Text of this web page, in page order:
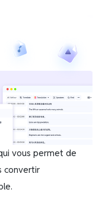
vous permet de
convertir